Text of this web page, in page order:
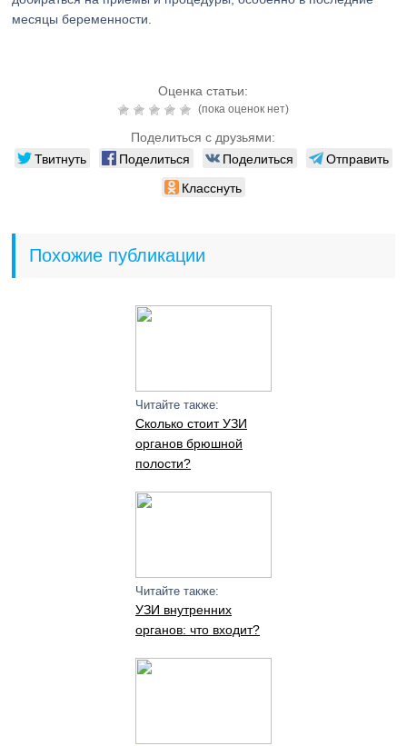
месяцы беременности.
Оценка статьи:
(пока оценок нет)
Поделиться с друзьями:
Твитнуть Поделиться Поделиться
Отправить
Класснуть
Похожие публикации
Читайте также:
Сколько стоит УЗИ
органов брюшной
полости?
Читайте также:
УЗИ внутренних
органов: что входит?